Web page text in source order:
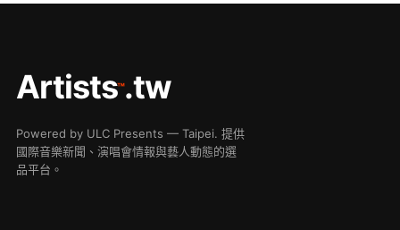
Artists™.tw
Powered by ULC Presents — Taipei. 提供
國際音樂新聞、演唱會情報與藝人動態的選
品平台。